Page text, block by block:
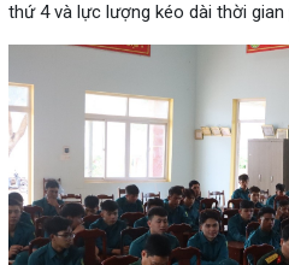
thứ 4 và lực lượng kéo dài thời gian